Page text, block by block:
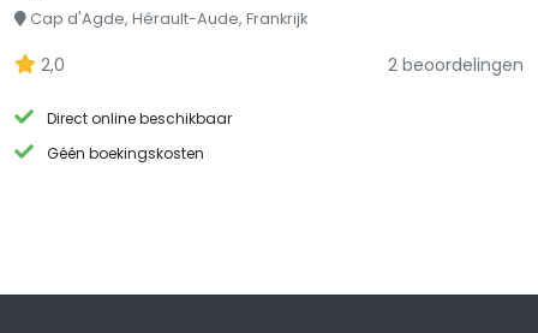
Cap d'Agde, Hérault-Aude, Frankrijk
2,0 2 beoordelingen
Direct online beschikbaar
Géén boekingskosten